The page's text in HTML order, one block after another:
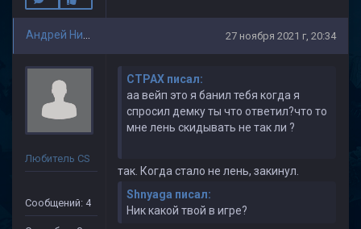
27 ноября 2021 г, 20:34
Любитель CS
Сообщений: 4
CTPAX писал:
аа вейп это я банил тебя когда я
спросил демку ты что ответил?что то
мне лень скидывать не так ли ?
так. Когда стало не лень, закинул.
Shnyaga писал:
Ник какой твой в игре?